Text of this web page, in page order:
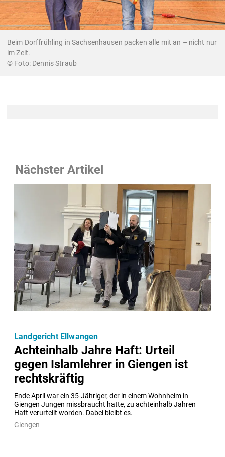
Beim Dorffrühling in Sachsenhausen packen alle mit an – nicht nur
im Zelt.
Dennis Straub
Nächster Artikel
Achteinhalb Jahre Haft: Urteil
gegen Islamlehrer in Giengen ist
rechtskräftig
Ende April war ein 35-Jähriger, der in einem Wohnheim in
Giengen Jungen missbraucht hatte, zu achteinhalb Jahren
Haft verurteilt worden. Dabei bleibt es.
Landgericht Ellwangen
Giengen